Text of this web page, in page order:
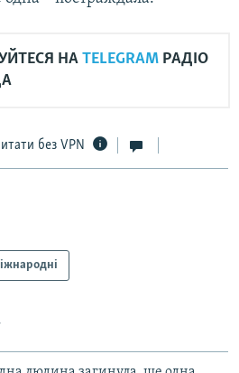
НА TELEGRAM РАДІО
без VPN